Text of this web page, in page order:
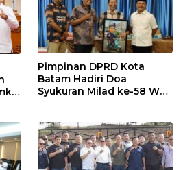
Pimpinan DPRD Kota
Batam Hadiri Doa
Syukuran Milad ke-58 Wali
Karikatur